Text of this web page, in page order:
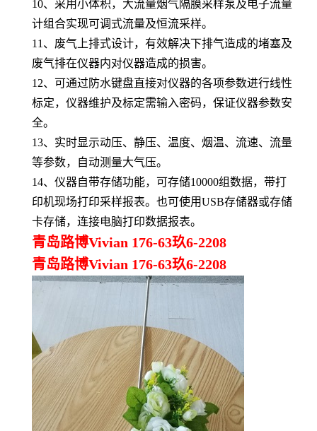
10、采用小体积，大流量烟气隔膜采样泵及电子流量
计组合实现可调式流量及恒流采样。
11、废气上排式设计，有效解决下排气造成的堵塞及
废气排在仪器内对仪器造成的损害。
12、可通过防水键盘直接对仪器的各项参数进行线性
标定，仪器维护及标定需输入密码，保证仪器参数安
全。
13、实时显示动压、静压、温度、烟温、流速、流量
等参数，自动测量大气压。
14、仪器自带存储功能，可存储10000组数据，带打
印机现场打印采样报表。也可使用USB存储器或存储
卡存储，连接电脑打印数据报表。
青岛路博Vivian 176-63玖6-2208
青岛路博Vivian 176-63玖6-2208